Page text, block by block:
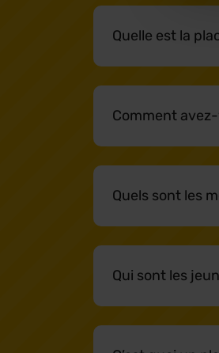
Quelle est la
Comment
Quels sont les
Qui sont les